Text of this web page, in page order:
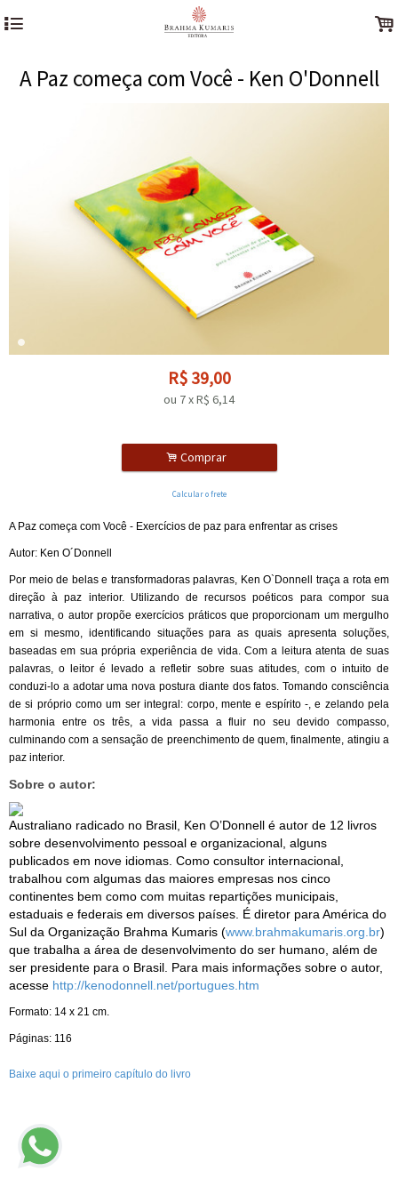
4 .
A Paz começa com Você - Ken O'Donnell
R$ 39,00
ou 7xR$ 6,14
. Comprar
Calcular o frete
A Paz começa com Você - Exercícios de paz para enfrentar as crises
Autor: Ken O´Donnell
Por meio de belas e transformadoras palavras, Ken O`Donnell traça a rota em
direção à paz interior. Utilizando de recursos poéticos para compor sua
narrativa, o autor propõe exercícios práticos que proporcionam um mergulho
em si mesmo, identificando situações para as quais apresenta soluções,
baseadas em sua própria experiência de vida. Com a leitura atenta de suas
palavras, o leitor é levado a refletir sobre suas atitudes, com o intuito de
conduzi-lo a adotar uma nova postura diante dos fatos. Tomando consciência
de si próprio como um ser integral: corpo, mente e espírito -, e zelando pela
harmonia entre os três, a vida passa a fluir no seu devido compasso,
culminando com a sensação de preenchimento de quem, finalmente, atingiu a
paz interior.
Sobre o autor:
Australiano radicado no Brasil, Ken O’Donnell é autor de 12 livros
sobre desenvolvimento pessoal e organizacional, alguns
publicados em nove idiomas. Como consultor internacional,
trabalhou com algumas das maiores empresas nos cinco
continentes bem como com muitas repartições municipais,
estaduais e federais em diversos países. É diretor para América do
Sul da Organização Brahma Kumaris (www.brahmakumaris.org.br)
que trabalha a área de desenvolvimento do ser humano, além de
ser presidente para o Brasil. Para mais informações sobre o autor,
acesse http://kenodonnell.net/portugues.htm
Formato: 14 x 21 cm.
Páginas: 116
Baixe aqui o primeiro capítulo do livro